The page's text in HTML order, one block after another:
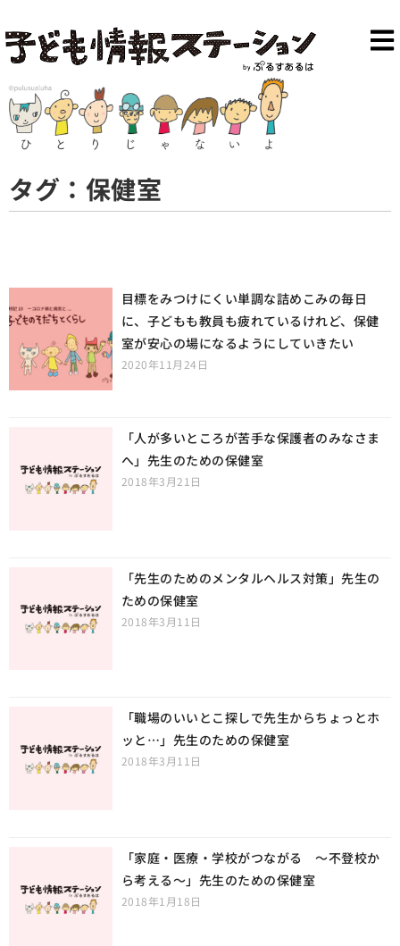
タグ：保健室
目標をみつけにくい単調な詰めこみの毎日
に、子どもも教員も疲れているけれど、保健
室が安心の場になるようにしていきたい
2020年11月24日
「人が多いところが苦手な保護者のみなさま
へ」先生のための保健室
2018年3月21日
「先生のためのメンタルヘルス対策」先生の
ための保健室
2018年3月11日
「職場のいいとこ探しで先生からちょっとホ
ッと…」先生のための保健室
2018年3月11日
「家庭・医療・学校がつながる ～不登校か
ら考える～」先生のための保健室
2018年1月18日